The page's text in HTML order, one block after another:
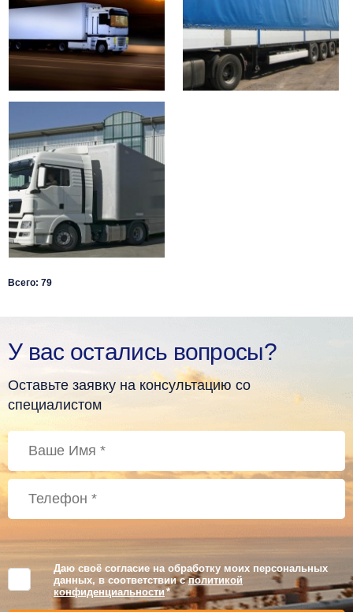
Всего: 79
У вас остались вопросы?
Оставьте заявку на консультацию со
специалистом
Даю своё согласие на обработку моих персональных
данных, в соответствии сполитикой
конфиденциальности *